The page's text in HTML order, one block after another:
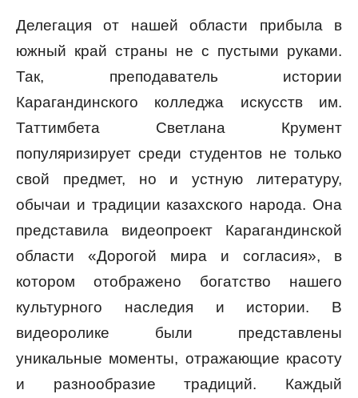
Делегация от нашей области прибыла в
южный край страны не с пустыми руками.
Так, преподаватель истории
Карагандинского колледжа искусств им.
Таттимбета Светлана Крумент
популяризирует среди студентов не только
свой предмет, но и устную литературу,
обычаи и традиции казахского народа. Она
представила видеопроект Карагандинской
области «Дорогой мира и согласия», в
котором отображено богатство нашего
культурного наследия и истории. В
видеоролике были представлены
уникальные моменты, отражающие красоту
и разнообразие традиций. Каждый